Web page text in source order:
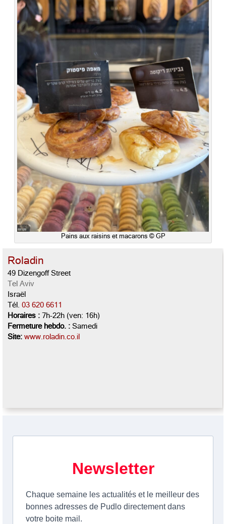
Pains aux raisins et macarons © GP
Roladin
49 Dizengoff Street
Tel Aviv
Israël
Tél. 03 620 6611
Horaires : 7h-22h (ven: 16h)
Fermeture hebdo. : Samedi
Site: www.roladin.co.il